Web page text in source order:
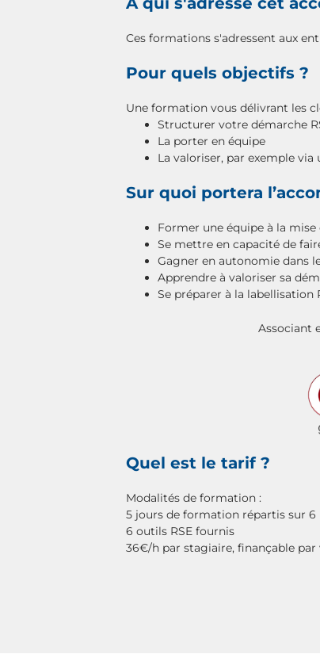
Ces formations s'adressent aux
Pour quels objectifs ?
Une formation vous délivrant les
Structurer votre démarche
La porter en équipe
La valoriser, par exemple
Sur quoi portera
Former une équipe à la
Se mettre en capacité de
Gagner en autonomie dans
Apprendre à valoriser sa
Se préparer à la labellisation
Associant
Quel est le tarif ?
Modalités de formation :
5 jours de formation répartis sur 6
6 outils RSE fournis
36€/h par stagiaire, finançable par